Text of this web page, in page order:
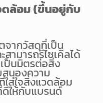
ดล้อม (ขึ้นอยู่กับ
ากวัสดุที่เป็น
ามารถรีไซเคิลได้
ป็นมิตรต่อสิ่ง
นองความ
ส่ใจสิ่งแวดล้อม
ให้กับแบรนด์